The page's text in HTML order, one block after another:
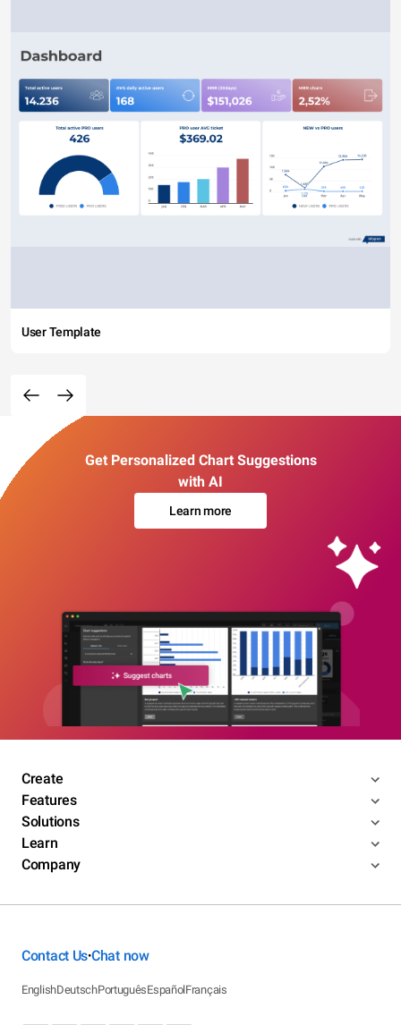
User Template
Get Personalized Chart Suggestions
with AI
Learn more
Create
Features
Solutions
Learn
Company
Contact Us•Chat now
EnglishDeutschPortuguêsEspañolFrançais